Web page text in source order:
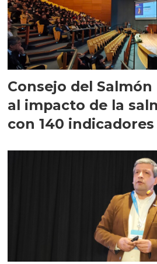
Consejo del
al impacto de la
con 140 indicadores